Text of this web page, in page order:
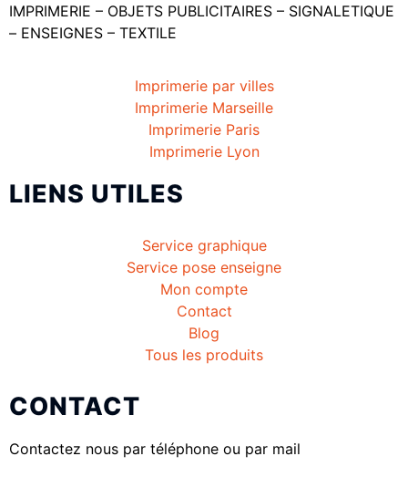
IMPRIMERIE – OBJETS PUBLICITAIRES – SIGNALETIQUE
– ENSEIGNES – TEXTILE
Imprimerie par villes
Imprimerie Marseille
Imprimerie Paris
Imprimerie Lyon
LIENS UTILES
Service graphique
Service pose enseigne
Mon compte
Contact
Blog
Tous les produits
CONTACT
Contactez nous par téléphone ou par mail